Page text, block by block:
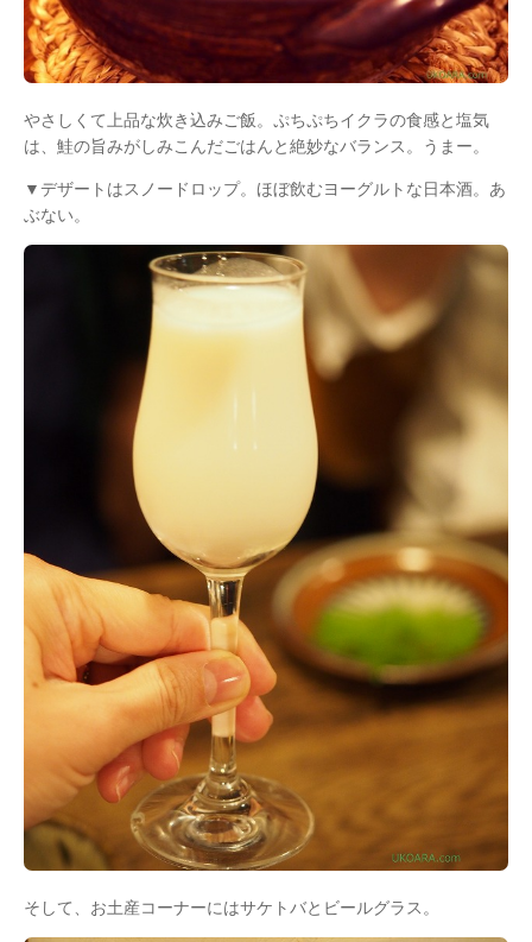
やさしくて上品な炊き込みご飯。ぷちぷちイクラの食感と塩気
は、鮭の旨みがしみこんだごはんと絶妙なバランス。うまー。
▼デザートはスノードロップ。ほぼ飲むヨーグルトな日本酒。あ
ぶない。
そして、お土産コーナーにはサケトバとビールグラス。